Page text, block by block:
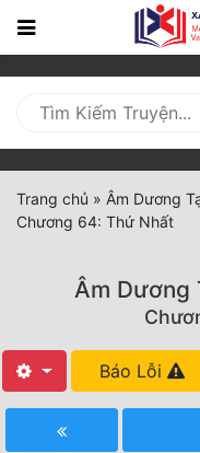
Trang
Mới
Cập
Nhật
(current)
Tất Cả
Hoàn Thành
Trang chủ » Âm Dương
Chương 64: Thứ Nhất
Âm Dương
Báo Lỗi